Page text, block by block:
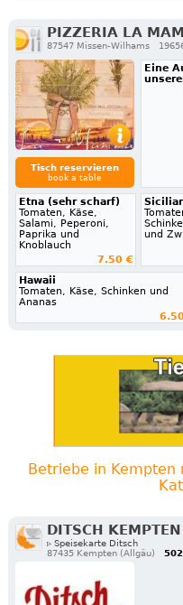
PIZZERIA LA
87547 Missen-Wilhams
Tisch reservieren
book a table
Eine
Etna (sehr scharf)
Tomaten, Käse,
Salami, Peperoni,
Paprika und
Knoblauch
7.50 €
und
Hawaii
Tomaten, Käse, Schinken und
Ananas
Betriebe in Kempten
DITSCH
▹ Speisekarte Ditsch
87435 Kempten (Allgäu)